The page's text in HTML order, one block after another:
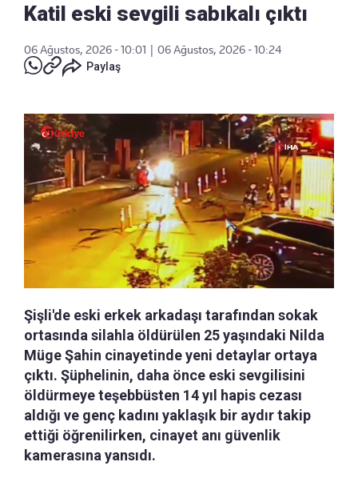
Katil eski sevgili sabıkalı çıktı
06 Ağustos, 2026 - 10:01
06 Ağustos, 2026 - 10:24
Paylaş
Şişli'de eski erkek arkadaşı tarafından sokak
ortasında silahla öldürülen 25 yaşındaki Nilda
Müge Şahin cinayetinde yeni detaylar ortaya
çıktı. Şüphelinin, daha önce eski sevgilisini
öldürmeye teşebbüsten 14 yıl hapis cezası
aldığı ve genç kadını yaklaşık bir aydır takip
ettiği öğrenilirken, cinayet anı güvenlik
kamerasına yansıdı.